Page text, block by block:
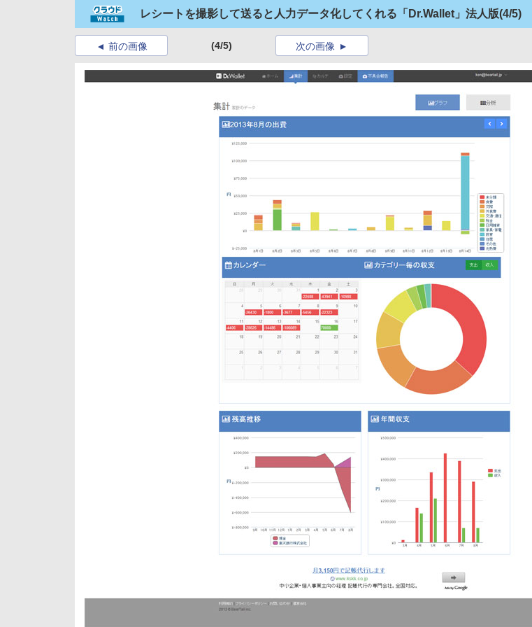
レシートを撮影して送ると人力データ化してくれる「Dr.Wallet」法人版(4/5)
前の画像 (4/5) 次の画像